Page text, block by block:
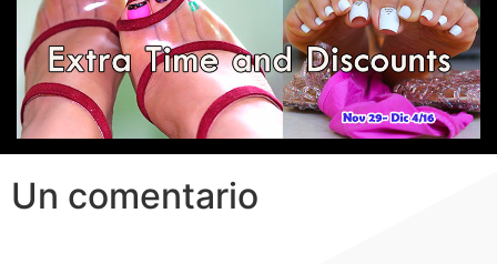
Un comentario